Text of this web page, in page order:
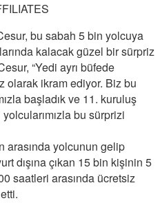
bu sabah 5 bin yolcuya
kalacak güzel bir sürpriz
“Yedi ayrı büfede
olarak ikram ediyor. Biz bu
başladık ve 11. kuruluş
bu sürprizi
arasında yolcunun gelip
dışına çıkan 15 bin kişinin 5
saatleri arasında ücretsiz